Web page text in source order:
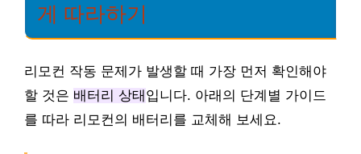
게 따라하기
리모컨 작동 문제가 발생할 때 가장 먼저 확인해야
할 것은 배터리 상태입니다. 아래의 단계별 가이드
를 따라 리모컨의 배터리를 교체해 보세요.